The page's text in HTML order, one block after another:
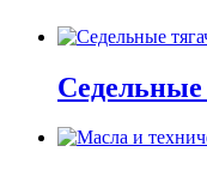
Седельные